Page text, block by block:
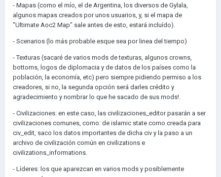
- Mapas (como el mío, el de Argentina, los diversos de Gylala,
algunos mapas creados por unos usuarios, y, si el mapa de
"Ultimate Aoc2 Map" sale antes de esto, estará incluído).
- Scenarios (lo más probable esque sea por linea del tiempo)
- Texturas (sacaré de varios mods de texturas, algunos crowns,
bottoms, logos de diplomacia y de datos de los países como la
población, la economía, etc) pero siempre pidiendo permiso a los
creadores, si no, la segunda opción será darles crédito y
agradecimiento y nombrar lo que he sacado de sus mods!.
- Civilizaciones: en este caso, las civilizaciones_editor pasarán a ser
civilizaciones comunes, como: de islamic state como creada para
civ_edit, saco los datos importantes de dicha civ y la paso a un
archivo de civilización común en civilizations e
civilizations_informations.
- Líderes: los que aparezcan en varios mods y posiblemente